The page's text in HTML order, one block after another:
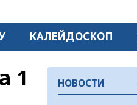
КАЛЕЙДОСКОП
1
НОВОСТИ